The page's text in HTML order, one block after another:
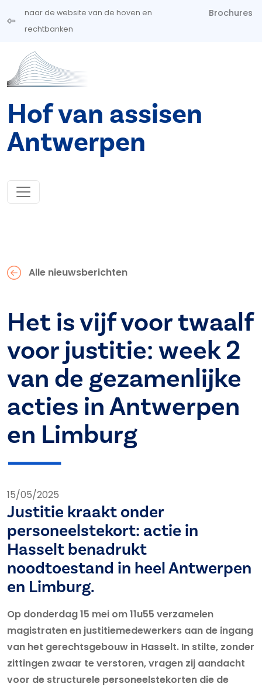
Overslaan en naar de inhoud gaan
naar de website van de hoven en
rechtbanken
Brochures
Hof van assisen
Antwerpen
Alle nieuwsberichten
Het is vijf voor twaalf
voor justitie: week 2
van de gezamenlijke
acties in Antwerpen
en Limburg
15/05/2025
Justitie kraakt onder
personeelstekort: actie in
Hasselt benadrukt
noodtoestand in heel Antwerpen
en Limburg.
Op donderdag 15 mei om 11u55 verzamelen
magistraten en justitiemedewerkers aan de ingang
van het gerechtsgebouw in Hasselt. In stilte, zonder
zittingen zwaar te verstoren, vragen zij aandacht
voor de structurele personeelstekorten die de